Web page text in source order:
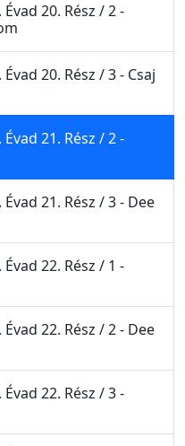
20. Rész / 2 -
20. Rész / 3 - Csaj
21. Rész / 2 -
21. Rész / 3 - Dee
22. Rész / 1 -
22. Rész / 2 - Dee
22. Rész / 3 -